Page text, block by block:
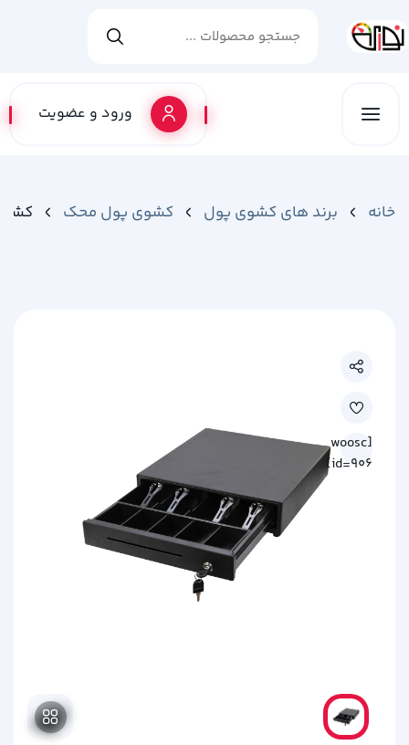
ورود و عضویت
خانه برند های کشوی پول کشوی پول محک
[woosc
id=906]